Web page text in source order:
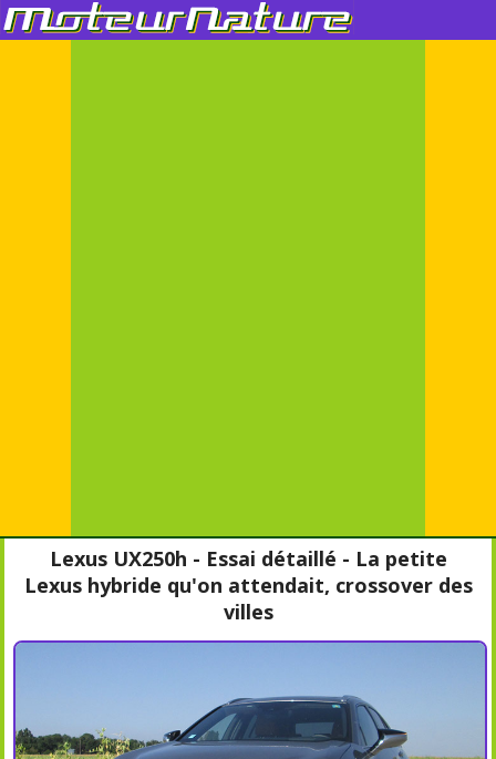
Lexus UX250h - Essai détaillé - La petite
Lexus hybride qu'on attendait, crossover des
villes